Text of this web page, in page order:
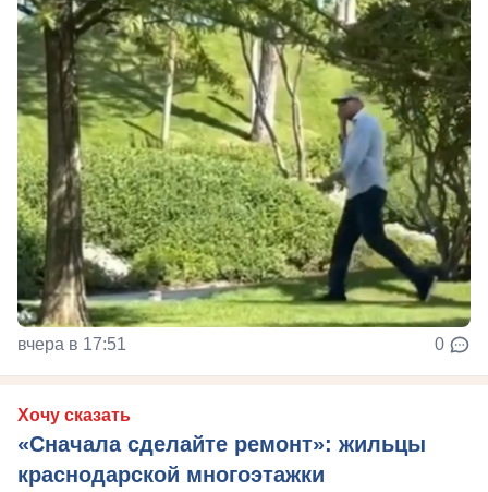
вчера в 17:51 0
Хочу сказать
«Сначала сделайте ремонт»: жильцы
краснодарской многоэтажки